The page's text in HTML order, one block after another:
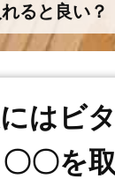
ると良い？
はビ
〇を